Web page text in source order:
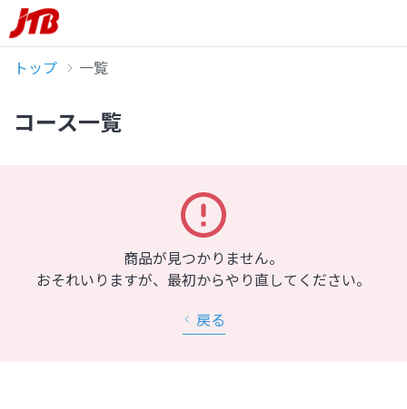
トップ 一覧
コース一覧
商品が見つかりません。
おそれいりますが、最初からやり直してください。
戻る